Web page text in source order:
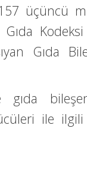
üçüncü
Gıda
Gıda
ile